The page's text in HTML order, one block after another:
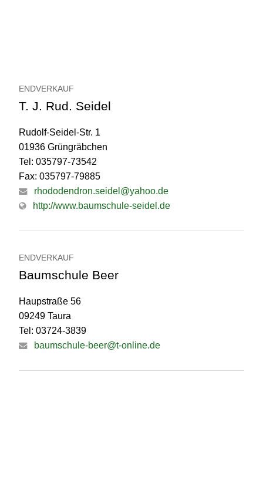
ENDVERKAUF
T. J. Rud. Seidel
Rudolf-Seidel-Str. 1
01936 Grüngräbchen
Tel: 035797-73542
Fax: 035797-79885
rhododendron.seidel@yahoo.de
http://www.baumschule-seidel.de
ENDVERKAUF
Baumschule Beer
Haupstraße 56
09249 Taura
Tel: 03724-3839
baumschule-beer@t-online.de